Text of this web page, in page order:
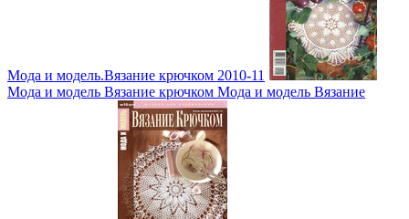
Мода и модель.Вязание крючком 2010-11
Мода и модель Вязание крючком Мода и модель Вязание